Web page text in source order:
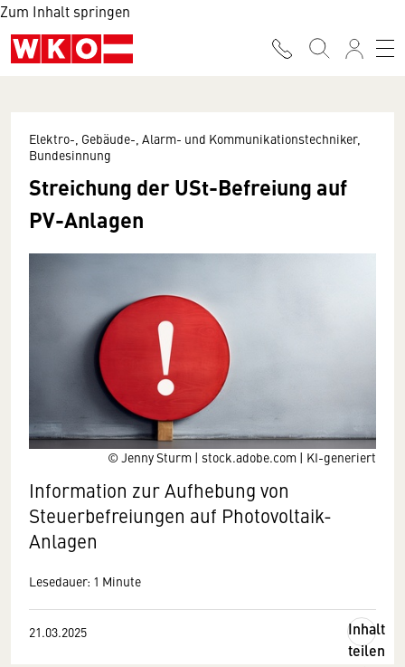
Zum Inhalt springen
© Jenny Sturm | stock.adobe.com | KI-generiert
Elektro-, Gebäude-, Alarm- und Kommunikationstechniker,
Bundesinnung
Streichung der USt-Befreiung auf
PV-Anlagen
Information zur Aufhebung von
Steuerbefreiungen auf Photovoltaik-
Anlagen
Lesedauer: 1 Minute
21.03.2025
Inhalt
teilen